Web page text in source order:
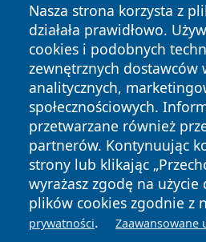
Nasza strona korzysta z
działała prawidłowo.
cookies i podobnych
zewnętrznych dostawców
analitycznych,
społecznościowych.
przetwarzane również
partnerów. Kontynuując
strony lub klikając
wyrażasz zgodę na
plików cookies zgodnie z
prywatności. Zaawansowane
Copyright © 2026 leszczynski24.pl
zastrzeżone.
News Autorzy
Polityka
Prywatności